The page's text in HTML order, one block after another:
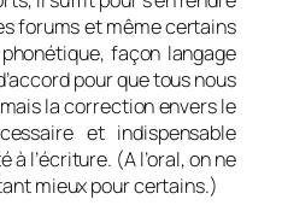
forums et même certains
façon langage
pour que tous nous
la correction envers le
et indispensable
l’écriture. (A l’oral, on ne
mieux pour certains.)